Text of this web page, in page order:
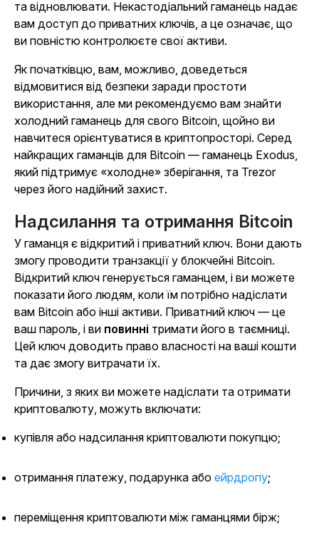
та відновлювати. Некастодіальний гаманець надає
вам доступ до приватних ключів, а це означає, що
ви повністю контролюєте свої активи.
Як початківцю, вам, можливо, доведеться
відмовитися від безпеки заради простоти
використання, але ми рекомендуємо вам знайти
холодний гаманець для свого Bitcoin, щойно ви
навчитеся орієнтуватися в криптопросторі. Серед
найкращих гаманців для Bitcoin — гаманець Exodus,
який підтримує «холодне» зберігання, та Trezor
через його надійний захист.
Надсилання та отримання Bitcoin
У гаманця є відкритий і приватний ключ. Вони дають
змогу проводити транзакції у блокчейні Bitcoin.
Відкритий ключ генерується гаманцем, і ви можете
показати його людям, коли їм потрібно надіслати
вам Bitcoin або інші активи. Приватний ключ — це
ваш пароль, і ви повинні тримати його в таємниці.
Цей ключ доводить право власності на ваші кошти
та дає змогу витрачати їх.
Причини, з яких ви можете надіслати та отримати
криптовалюту, можуть включати:
купівля або надсилання криптовалюти покупцю;
отримання платежу, подарунка або ейрдропу;
переміщення криптовалюти між гаманцями бірж;